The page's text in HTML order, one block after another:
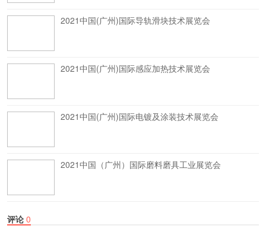
2021中国(广州)国际导轨滑块技术展览会
2021中国(广州)国际感应加热技术展览会
2021中国(广州)国际电镀及涂装技术展览会
2021中国（广州）国际磨料磨具工业展览会
评论 0